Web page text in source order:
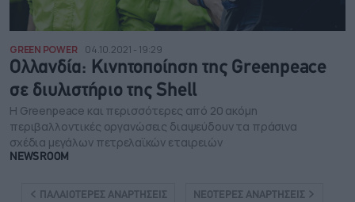
GREEN POWER 04.10.2021 - 19:29
Ολλανδία: Κινητοποίηση της Greenpeace
σε διυλιστήριο της Shell
Η Greenpeace και περισσότερες από 20 ακόμη
περιβαλλοντικές οργανώσεις διαψεύδουν τα πράσινα
σχέδια μεγάλων πετρελαϊκών εταιρειών
NEWSROOM
ΠΑΛΑΙΟΤΕΡΕΣ ΑΝΑΡΤΗΣΕΙΣ ΝΕΟΤΕΡΕΣ ΑΝΑΡΤΗΣΕΙΣ